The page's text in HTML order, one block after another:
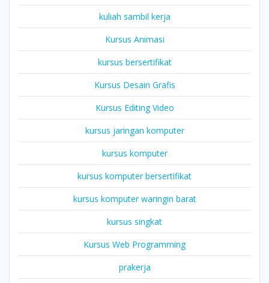
kuliah sambil kerja
Kursus Animasi
kursus bersertifikat
Kursus Desain Grafis
Kursus Editing Video
kursus jaringan komputer
kursus komputer
kursus komputer bersertifikat
kursus komputer waringin barat
kursus singkat
Kursus Web Programming
prakerja